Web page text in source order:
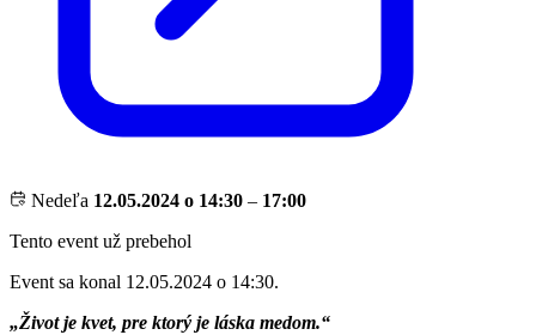
Nedeľa 12.05.2024 o 14:30 – 17:00
Tento event už prebehol
Event sa konal 12.05.2024 o 14:30.
„Život je kvet, pre ktorý je láska medom.“